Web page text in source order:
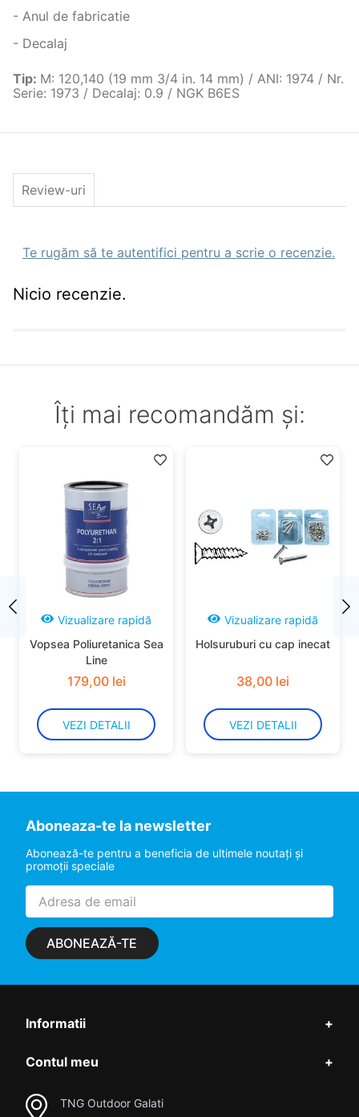
- Anul de fabricatie
- Decalaj
Tip: M: 120,140 (19 mm 3/4 in. 14 mm) / ANI: 1974 / Nr.
Serie: 1973 / Decalaj: 0.9 / NGK B6ES
Review-uri
Te rugăm să te autentifici pentru a scrie o recenzie.
Nicio recenzie.
Îți mai recomandăm și:
Vizualizare rapidă
Vopsea Poliuretanica Sea
Line
179,00 lei
VEZI DETALII
Vizualizare rapidă
Holsuruburi cu cap inecat
38,00 lei
VEZI DETALII
Aboneaza-te la newsletter
Abonează-te pentru a beneficia de ultimele noutaţi şi
promoţii speciale
ABONEAZĂ-TE
Informatii +
Contul meu +
TNG Outdoor Galati